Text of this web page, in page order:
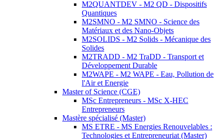
M2QUANTDEV - M2 QD - Dispositifs
Quantiques
M2SMNO - M2 SMNO - Science des
Matériaux et des Nano-Objets
M2SOLIDS - M2 Solids - Mécanique des
Solides
M2TRADD - M2 TraDD - Transport et
Développement Durable
M2WAPE - M2 WAPE - Eau, Pollution de
l'Air et Energie
Master of Science (CGE)
MSc Entrepreneurs - MSc X-HEC
Entrepreneurs
Mastère spécialisé (Master)
MS ETRE - MS Energies Renouvelables :
Technologies et Entrepreneuriat (Master)